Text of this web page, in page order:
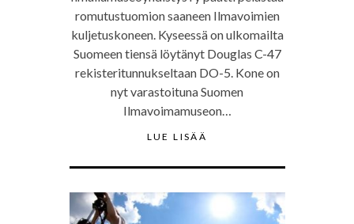
romutustuomion saaneen Ilmavoimien
kuljetuskoneen. Kyseessä on ulkomailta
Suomeen tiensä löytänyt Douglas C-47
rekisteritunnukseltaan DO-5. Kone on
nyt varastoituna Suomen
Ilmavoimamuseon…
LUE LISÄÄ